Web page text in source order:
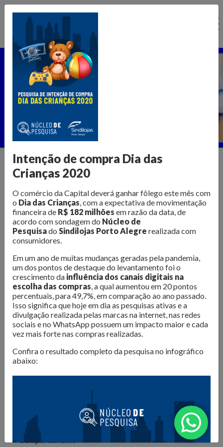
Ir
conteúdo
Núcleo de Pesquisa
varejo
O Núcleo de Pesquisa do Sindilojas Porto Alegre realiza
levantamentos sobre as questões mais importantes para o
resultado de vendas e comportamento do consumidor
são divulgados para que os lojistas possam organizar seus
negócios da melhor forma. Além disso, são produzidose-
books com tendências e análises do mercado, para
inspirar os negócios em sua atualização e transformação.
Confira as publicações!
Todos
Intenção de compra Dia das
Crianças 2020
O comércio da Capital deverá ganhar fôlego este mês com
o Dia das Crianças, com a expectativa de movimentação
financeira de R$ 182 milhões em razão da data, de
acordo com sondagem do Núcleo de
Pesquisado Sindilojas Porto Alegre realizada com
consumidores.
Em um ano de muitas mudanças geradas pela pandemia,
um dos pontos de destaque do levantamento foi o
crescimento da influência dos canais digitais na
escolha das compras, a qual aumentou em 20 pontos
percentuais, para 49,7%, em comparação ao ano passado.
Isso significa que hoje em dia as pesquisas ativas e a
divulgação realizada pelas marcas na internet, nas redes
sociais e no WhatsApp possuem um impacto maior e cada
vez mais forte nas compras realizadas.
Confira o resultado completo da pesquisa no infográfico
abaixo: